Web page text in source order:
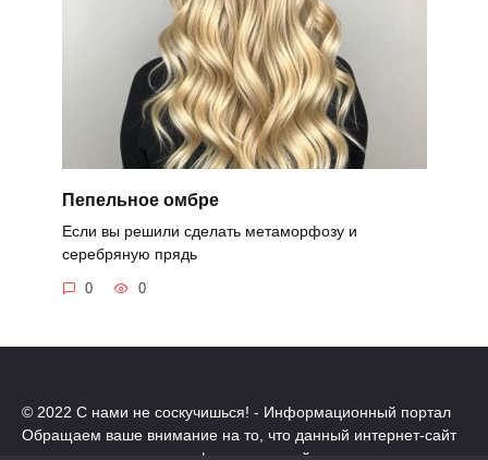
Пепельное омбре
Если вы решили сделать метаморфозу и
серебряную прядь
0 0
© 2022 С нами не соскучишься! - Информационный портал
Обращаем ваше внимание на то, что данный интернет-сайт